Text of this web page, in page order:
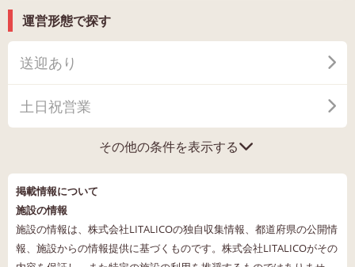
運営形態で探す
送迎あり
土日祝営業
その他の条件を表示する
掲載情報について
施設の情報
施設の情報は、株式会社LITALICOの独自収集情報、都道府県の公開情
報、施設からの情報提供に基づくものです。株式会社LITALICOがその